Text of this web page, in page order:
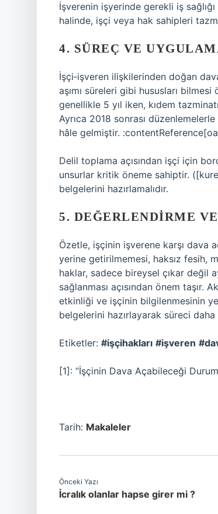
İşverenin işyerinde gerekli iş
halinde, işçi veya hak sahipleri
4. SÜREÇ VE
İşçi‑işveren ilişkilerinden doğan
aşımı süreleri gibi hususları bilmesi
genellikle 5 yıl iken, kıdem
Ayrıca 2018 sonrası
hâle gelmiştir.
Delil toplama açısından işçi için
unsurlar kritik öneme sahiptir.
belgelerini hazırlamalıdır.
5. DEĞERLENDIRME
Özetle, işçinin işverene karşı dava
yerine getirilmemesi, haksız fesih,
haklar, sadece bireysel çıkar değil
sağlanması açısından önem taşır.
etkinliği ve işçinin bilgilenmesinin
belgelerini hazırlayarak süreci daha
Etiketler: #işçihakları #işveren
[1]: “İşçinin Dava Açabileceği
Tarih: Makaleler
Önceki Yazı
İcralık olanlar hapse girer mi ?